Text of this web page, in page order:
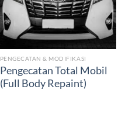
PENGECATAN & MODIFIKASI
Pengecatan Total Mobil
(Full Body Repaint)